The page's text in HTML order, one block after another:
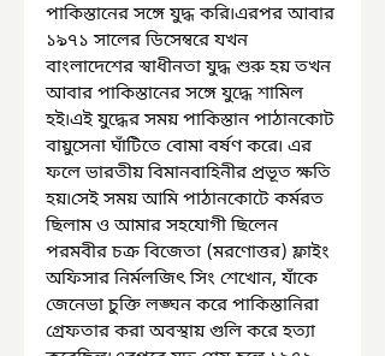
পাকিস্তানের সঙ্গে যুদ্ধ করি৷এরপর আবার
১৯৭১ সালের ডিসেম্বরে যখন
বাংলাদেশের স্বাধীনতা যুদ্ধ শুরু হয় তখন
আবার পাকিস্তানের সঙ্গে যুদ্ধে শামিল
হই৷এই যুদ্ধের সময় পাকিস্তান পাঠানকোট
বায়ুসেনা ঘাঁটিতে বোমা বর্ষণ করে৷ এর
ফলে ভারতীয় বিমানবাহিনীর প্রভূত ক্ষতি
হয়৷সেই সময় আমি পাঠানকোটে কর্মরত
ছিলাম ও আমার সহযোগী ছিলেন
পরমবীর চক্র বিজেতা (মরণোত্তর) ফ্লাইং
অফিসার নির্মলজিৎ সিং শেখোন, যাঁকে
জেনেভা চুক্তি লঙ্ঘন করে পাকিস্তানিরা
গ্রেফতার করা অবস্থায় গুলি করে হত্যা